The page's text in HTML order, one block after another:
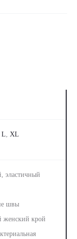
L, XL
эластичный
швы
крой